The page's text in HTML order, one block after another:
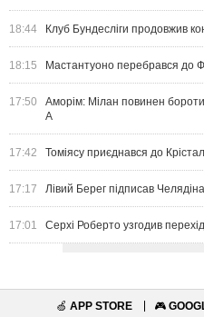
18:44 Клуб Бундесліги продовжив
18:15 Мастантуоно перебрався до
17:50
Аморім: Мілан повинен
А
17:42 Томіясу приєднався до
17:17 Лівий Берег підписав Челядіна
17:01 Серхі Роберто узгодив
🍏 APP STORE 🎮